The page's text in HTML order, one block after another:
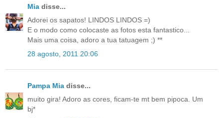
Mia disse...
Adorei os sapatos! LINDOS LINDOS =)
E o modo como colocaste as fotos esta fantastico...
Mais uma coisa, adoro a tua tatuagem ;) **
28 agosto, 2011 20:06
Pampa Mia disse...
muito gira! Adoro as cores, ficam-te mt bem pipoca. Um
bj*